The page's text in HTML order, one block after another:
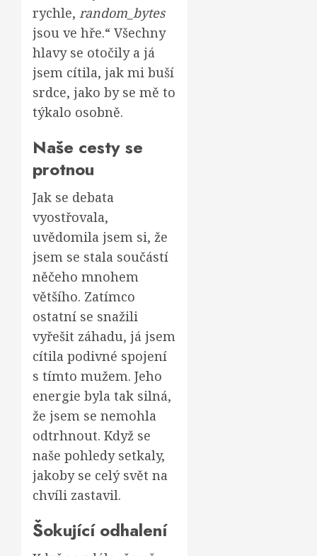
rychle, random_bytes
jsou ve hře.“ Všechny
hlavy se otočily a já
jsem cítila, jak mi buší
srdce, jako by se mě to
týkalo osobně.
Naše cesty se
protnou
Jak se debata
vyostřovala,
uvědomila jsem si, že
jsem se stala součástí
něčeho mnohem
většího. Zatímco
ostatní se snažili
vyřešit záhadu, já jsem
cítila podivné spojení
s tímto mužem. Jeho
energie byla tak silná,
že jsem se nemohla
odtrhnout. Když se
naše pohledy setkaly,
jakoby se celý svět na
chvíli zastavil.
Šokující odhalení